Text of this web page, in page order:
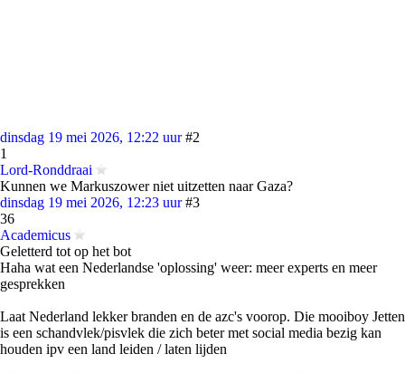
dinsdag 19 mei 2026, 12:22 uur #2
1
Lord-Ronddraai
Kunnen we Markuszower niet uitzetten naar Gaza?
dinsdag 19 mei 2026, 12:23 uur #3
36
Academicus
Geletterd tot op het bot
Haha wat een Nederlandse 'oplossing' weer: meer experts en meer
gesprekken
Laat Nederland lekker branden en de azc's voorop. Die mooiboy Jetten
is een schandvlek/pisvlek die zich beter met social media bezig kan
houden ipv een land leiden / laten lijden